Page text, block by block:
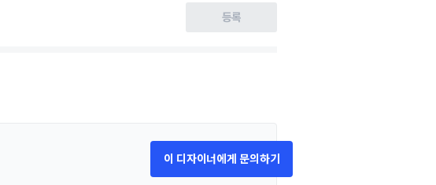
등록
이 디자이너에게 문의하기